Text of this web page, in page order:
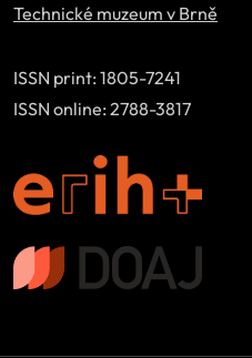
Technické muzeum v Brně
ISSN print: 1805-7241
ISSN online: 2788-3817